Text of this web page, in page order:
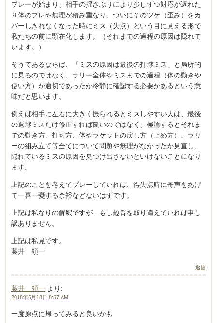
プレーが始まり、相手の揺さぶりにより少しずつ対応が遅れた
り体のブレや無理が積み重なり、ついにそのツケ（歪み）をカ
バーしきれなくなった時にミス（失点）という目に見える形で
私たちの前に顕在化します。（それまでの過程の原因は隠れて
います。）
そうであるならば、「ミスの原因は最後の打球ミス」と局所的
に見るのではなく、ラリー全体やミスまでの過程（体の動きや
使い方）が適切であったか冷静に確認する必要があるという意
味だと思います。
例えば相手に左右に大きく振られるとミスしやすい人は、最後
の返球ミスだけ修正すれば良いのではなく、極論するとそれま
での動き方、打ち方、体やラケットの戻し方（止め方）、ラリ
ーの組み立て等全てについて問題や無理がなかったか見直し、
隠れているミスの原因を見つけ出さないといけないことになり
ます。
上記のことを考えてプレーしていれば、得失点時に奇声をあげ
て一喜一憂する余裕などないはずです。
上記は私なりの解釈ですが、もし趣旨を取り違えていれば申し
訳ありません。
上記は私見です。
藤井 領一
返信
藤井 領一 より:
2018年6月18日 8:57 AM
一度原点に帰ってみると良いかも